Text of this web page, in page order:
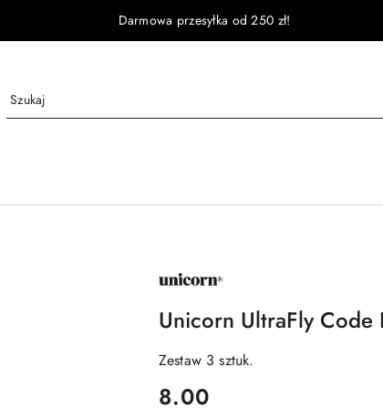
Darmowa przesyłka od 250 zł!
NAZWA
PRODUCENTA:
Unicorn UltraFly
Zestaw 3 sztuk.
cena:
8.00